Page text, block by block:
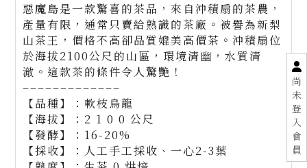
尚
未
登
入
會
員
惡魔島是一款驚喜的茶品，來自沖積扇的茶農，
產量有限，通常只賣給熟識的茶廠。被譽為新梨
山茶王，價格不高卻品質媲美高價茶。沖積扇位
於海拔2100公尺的山區，環境清幽，水質清
澈。這款茶的條件令人驚艷！
–––––––––––––
【品種】：軟枝烏龍
【海拔】：2 1 0 0 公尺
【發酵】：16-20%
【採收】：人工手工採收、一心2-3葉